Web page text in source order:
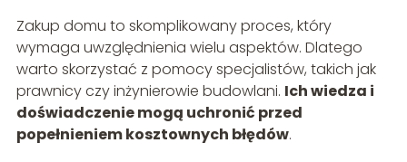
Zakup domu to skomplikowany proces, który
wymaga uwzględnienia wielu aspektów. Dlatego
warto skorzystać z pomocy specjalistów, takich jak
prawnicy czy inżynierowie budowlani. Ich wiedza i
doświadczenie mogą uchronić przed
popełnieniem kosztownych błędów.